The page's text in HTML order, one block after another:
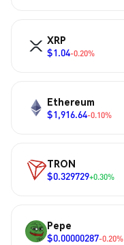
XRP
$1.04-0.20%
Ethereum
$1,916.64-0.10%
TRON
$0.329729+0.30%
Pepe
$0.00000287-0.20%